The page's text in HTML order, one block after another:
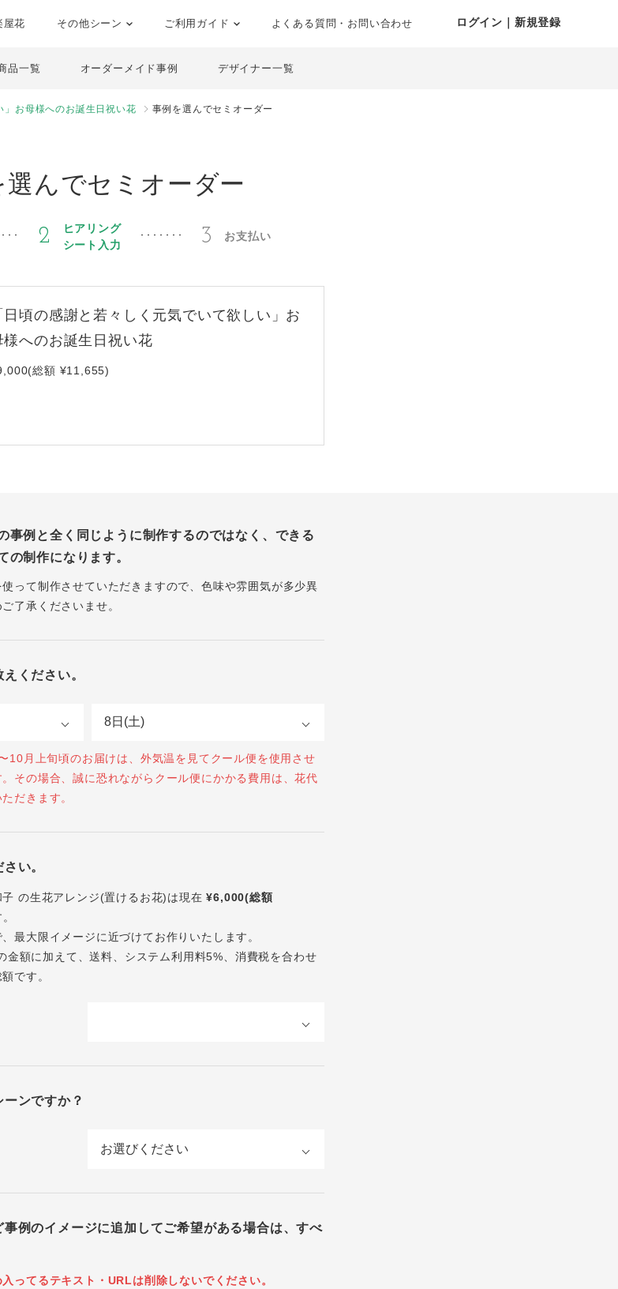
屋花 その他シーン ご利用ガイド よくある質問・お問い合わせ ログイン｜新規登録
品一覧 オーダーメイド事例 デザイナー一覧
」お母様へのお誕生日祝い花 事例を選んでセミオーダー
選んでセミオーダー
2
ヒアリング
シート入力
3 お支払い
日頃の感謝と若々しく元気でいて欲しい」お
様へのお誕生日祝い花
総額 ¥11,655)
事例と全く同じように制作するのではなく、できる
の制作になります。
って制作させていただきますので、色味や雰囲気が多少異
了承くださいませ。
ください。
10月上旬頃のお届けは、外気温を見てクール便を使用させ
その場合、誠に恐れながらクール便にかかる費用は、花代
だきます。
い。
子 の生花アレンジ(置けるお花)は現在¥6,000(総額
最大限イメージに近づけてお作りいたします。
額に加えて、送料、システム利用料5%、消費税を合わせ
です。
ンですか？
例のイメージに追加してご希望がある場合は、すべ
ってるテキスト・URLは削除しないでください。